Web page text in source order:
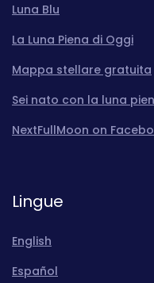
Luna Blu
La Luna Piena di Oggi
Mappa stellare gratuita
Sei nato con la luna
NextFullMoon on
Lingue
English
Español